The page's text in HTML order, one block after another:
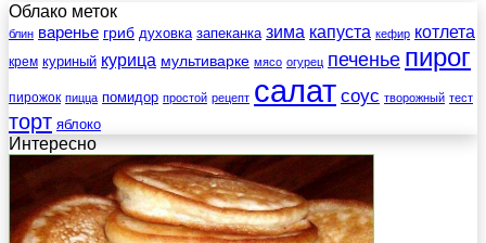
Облако меток
блин варенье гриб духовка запеканка зима капуста кефир котлета
крем куриный курица мультиварке мясо огурец печенье пирог
пирожок пицца помидор простой рецепт салат соус творожный тест
торт яблоко
Интересно